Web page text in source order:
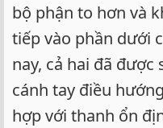
bộ phận to hơn và
tiếp vào phần dưới
nay, cả hai đã
cánh tay điều
hợp với thanh ổn